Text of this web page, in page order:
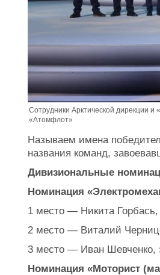
Сотрудники Арктической дирекции
«Атомфлот»
Называем имена
названия команд,
Дивизиональные
Номинация
1 место — Никита
2 место — Виталий
3 место — Иван Шевченко,
Номинация «Моторист